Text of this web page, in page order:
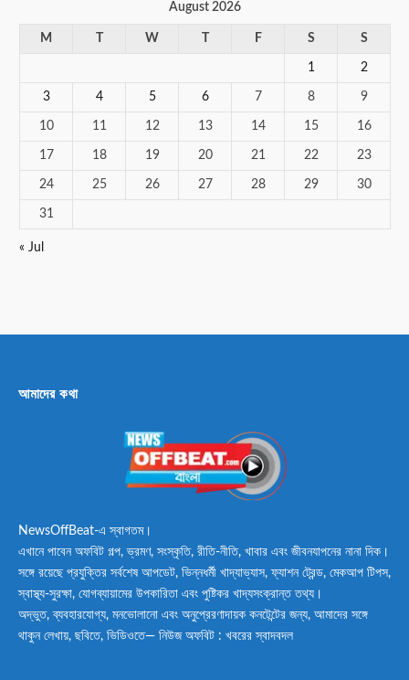
August 2026
M W F S S
1 2
3 4 5 6 7 8 9
10 11 12 13 14 15 16
17 18 19 20 21 22 23
24 25 26 27 28 29 30
31
« Jul
আমাদের কথা
NewsOffBeat-এ স্বাগতম।
এখানে পাবেন অফবিট গল্প, ভ্রমণ, সংস্কৃতি, রীতি-নীতি, খাবার এবং জীবনযাপনের নানা দিক।
সঙ্গে রয়েছে প্রযুক্তির সর্বশেষ আপডেট, ভিন্নধর্মী খাদ্যাভ্যাস, ফ্যাশন ট্রেন্ড, মেকআপ টিপস,
স্বাস্থ্য-সুরক্ষা, যোগব্যায়ামের উপকারিতা এবং পুষ্টিকর খাদ্যসংক্রান্ত তথ্য।
অদ্ভুত, ব্যবহারযোগ্য, মনভোলানো এবং অনুপ্রেরণাদায়ক কনটেন্টের জন্য, আমাদের সঙ্গে
থাকুন লেখায়, ছবিতে, ভিডিওতে— নিউজ অফবিট : খবরের স্বাদবদল